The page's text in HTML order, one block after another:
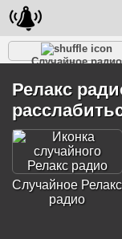
Случайное радио
Разговорное
Джаз
Детское
Релакс
Случайное Релакс
радио